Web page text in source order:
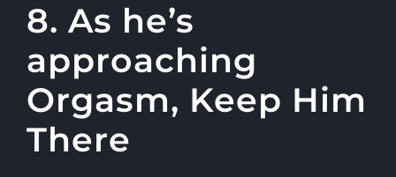
8. As he’s
approaching
Orgasm, Keep Him
There